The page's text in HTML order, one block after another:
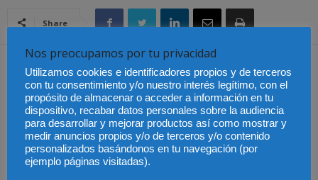
Share
Artículo anterior
Prevención del VIH: “Es
Positivo Saber. Hazte el
test de VIH”
Artículo siguiente
Banco Santander
condenado a devolver
500.000 euros por la
adquisición en 2011 de
obligaciones subordinadas
de Banco Popular por
Nos preocupamos por tu privacidad
Utilizamos cookies e identificadores propios y de terceros
con tu consentimiento y/o nuestro interés legítimo, con el
propósito de almacenar o acceder a información en tu
dispositivo, recabar datos personales sobre la audiencia
para desarrollar y mejorar productos así como mostrar y
medir anuncios propios y/o de terceros y/o contenido
personalizados basándonos en tu navegación (por
ejemplo páginas visitadas).